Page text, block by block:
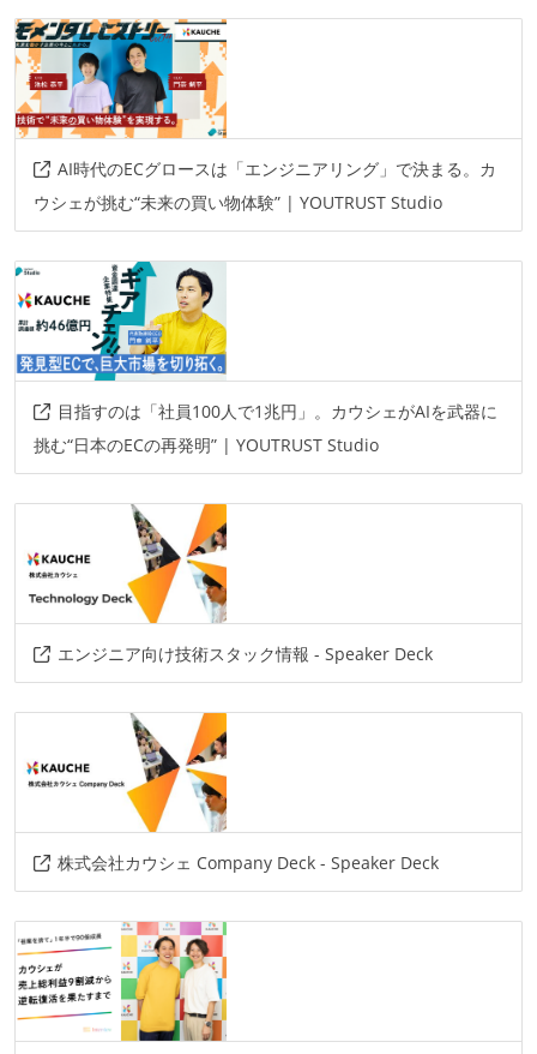
その他
figma
copilot looker-studio
cloud-build
github-actions
protocol-buffers
grpc google-cloud
mvvm
android-architecture-components
AI時代のECグロースは「エンジニアリング」で決まる。カ
ウシェが挑む“未来の買い物体験” | YOUTRUST Studio
目指すのは「社員100人で1兆円」。カウシェがAIを武器に
挑む“日本のECの再発明” | YOUTRUST Studio
エンジニア向け技術スタック情報 - Speaker Deck
株式会社カウシェ Company Deck - Speaker Deck